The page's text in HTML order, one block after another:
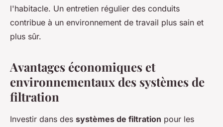
l'habitacle. Un entretien régulier des conduits
contribue à un environnement de travail plus sain et
plus sûr.
Avantages économiques et
environnementaux des systèmes de
filtration
Investir dans des systèmes de filtration pour les